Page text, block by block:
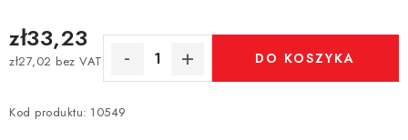
zł33,23
zł27,02 bez VAT
Cena jednostkowa:
DO KOSZYKA
Kod produktu: 10549